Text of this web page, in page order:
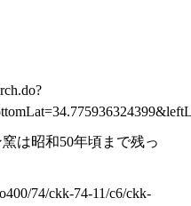
は昭和50年頃まで残っ
74/ckk-74-11/c6/ckk-